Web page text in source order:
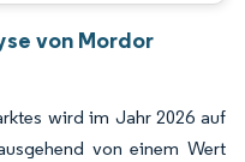
von Mordor
wird im Jahr 2026 auf
von einem Wert